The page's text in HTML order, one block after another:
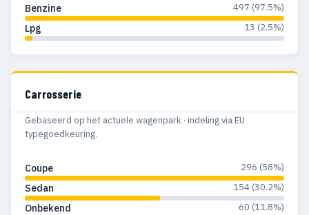
Benzine 497 (97.5%)
Lpg 13 (2.5%)
Carrosserie
Gebaseerd op het actuele wagenpark · indeling via EU
typegoedkeuring.
Coupe 296 (58%)
Sedan 154 (30.2%)
Onbekend 60 (11.8%)